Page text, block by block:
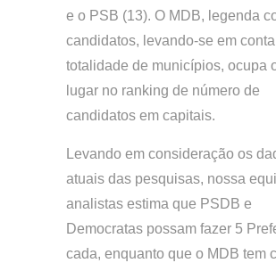
e o PSB (13). O MDB, legenda
candidatos, levando-se em
totalidade de municípios, ocupa
lugar no ranking de número de
candidatos em capitais.
Levando em consideração os
atuais das pesquisas, nossa
analistas estima que PSDB e
Democratas possam fazer 5
cada, enquanto que o MDB tem